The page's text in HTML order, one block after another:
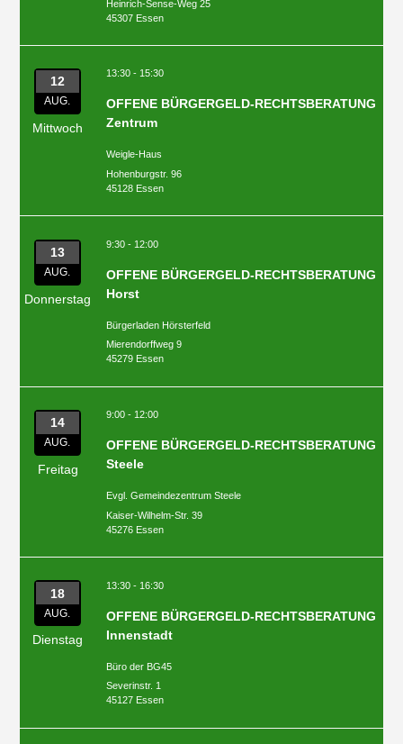
Heinrich-Sense-Weg 25
45307 Essen
12
AUG.
Mittwoch
13:30 - 15:30
OFFENE BÜRGERGELD-RECHTSBERATUNG
Zentrum
Weigle-Haus
Hohenburgstr. 96
45128 Essen
13
AUG.
Donnerstag
9:30 - 12:00
OFFENE BÜRGERGELD-RECHTSBERATUNG
Horst
Bürgerladen Hörsterfeld
Mierendorffweg 9
45279 Essen
14
AUG.
Freitag
9:00 - 12:00
OFFENE BÜRGERGELD-RECHTSBERATUNG
Steele
Evgl. Gemeindezentrum Steele
Kaiser-Wilhelm-Str. 39
45276 Essen
18
AUG.
Dienstag
13:30 - 16:30
OFFENE BÜRGERGELD-RECHTSBERATUNG
Innenstadt
Büro der BG45
Severinstr. 1
45127 Essen